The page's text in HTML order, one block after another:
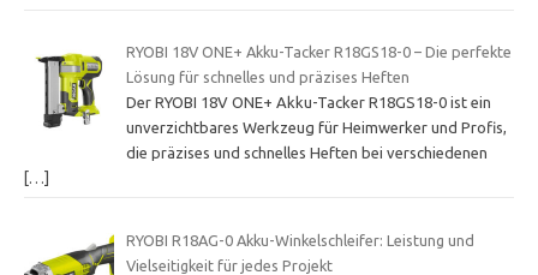
RYOBI 18V ONE+ Akku-Tacker R18GS18-0 – Die perfekte
Lösung für schnelles und präzises Heften
Der RYOBI 18V ONE+ Akku-Tacker R18GS18-0 ist ein
unverzichtbares Werkzeug für Heimwerker und Profis,
die präzises und schnelles Heften bei verschiedenen
[…]
RYOBI R18AG-0 Akku-Winkelschleifer: Leistung und
Vielseitigkeit für jedes Projekt